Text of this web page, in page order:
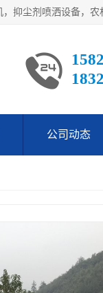
公司动态